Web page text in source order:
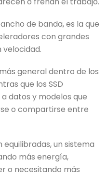
de banda, es la que
con grandes
velocidad.
general dentro de los
que los SSD
datos y modelos que
o compartirse entre
equilibradas, un sistema
más energía,
o necesitando más